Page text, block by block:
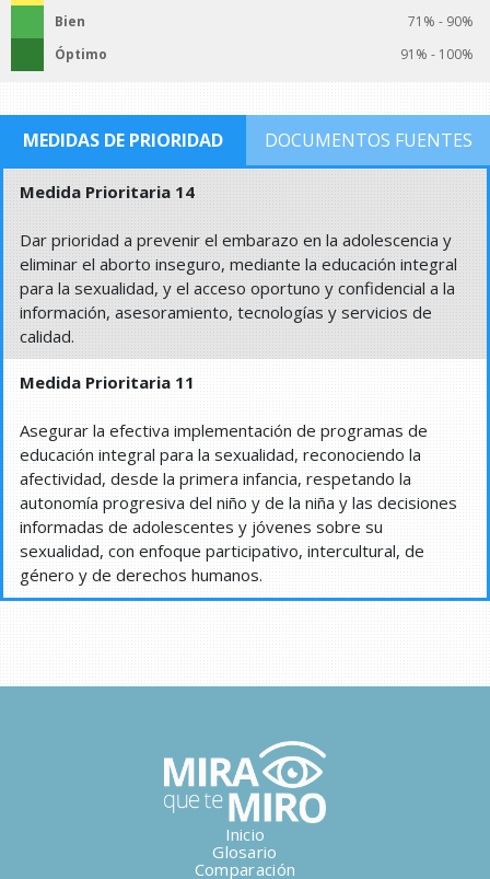
Bien
71% - 90%
Óptimo
91% - 100%
MEDIDAS DE PRIORIDAD DOCUMENTOS FUENTES
Medida Prioritaria 14
Dar prioridad a prevenir el embarazo en la adolescencia y
eliminar el aborto inseguro, mediante la educación integral
para la sexualidad, y el acceso oportuno y confidencial a la
información, asesoramiento, tecnologías y servicios de
calidad.
Medida Prioritaria 11
Asegurar la efectiva implementación de programas de
educación integral para la sexualidad, reconociendo la
afectividad, desde la primera infancia, respetando la
autonomía progresiva del niño y de la niña y las decisiones
informadas de adolescentes y jóvenes sobre su
sexualidad, con enfoque participativo, intercultural, de
género y de derechos humanos.
Inicio
Glosario
Comparación